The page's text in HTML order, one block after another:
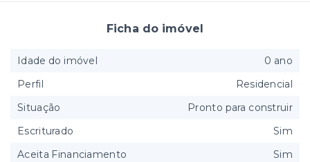
Ficha do imóvel
Idade do imóvel
0 ano
Perfil
Residencial
Situação
Pronto para construir
Escriturado
Sim
Aceita Financiamento
Sim